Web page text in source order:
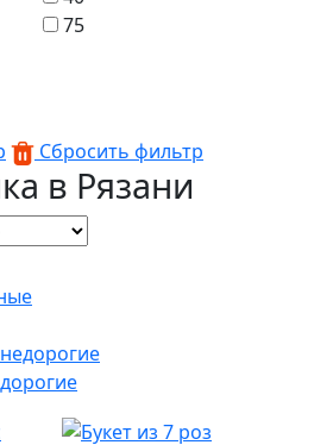
75
Сбросить фильтр
в Рязани